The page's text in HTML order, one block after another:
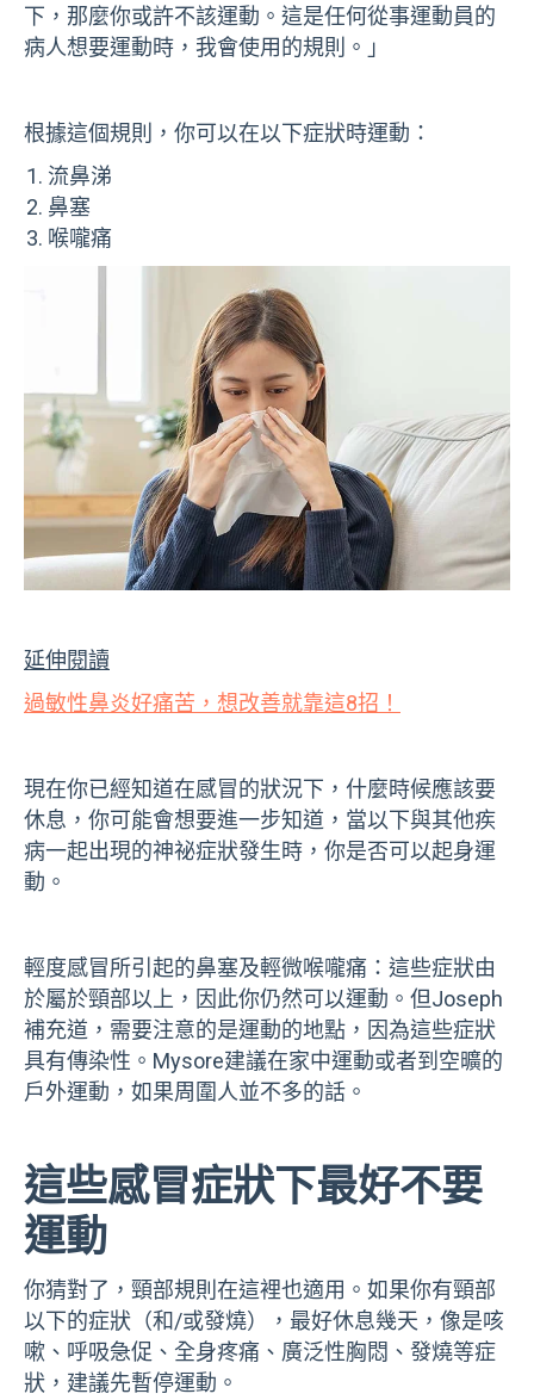
下，那麼你或許不該運動。這是任何從事運動員的
病人想要運動時，我會使用的規則。」
根據這個規則，你可以在以下症狀時運動：
流鼻涕
鼻塞
喉嚨痛
延伸閱讀
過敏性鼻炎好痛苦，想改善就靠這8招！
現在你已經知道在感冒的狀況下，什麼時候應該要
休息，你可能會想要進一步知道，當以下與其他疾
病一起出現的神祕症狀發生時，你是否可以起身運
動。
輕度感冒所引起的鼻塞及輕微喉嚨痛：這些症狀由
於屬於頸部以上，因此你仍然可以運動。但Joseph
補充道，需要注意的是運動的地點，因為這些症狀
具有傳染性。Mysore建議在家中運動或者到空曠的
戶外運動，如果周圍人並不多的話。
這些感冒症狀下最好不要
運動
你猜對了，頸部規則在這裡也適用。如果你有頸部
以下的症狀（和/或發燒），最好休息幾天，像是咳
嗽、呼吸急促、全身疼痛、廣泛性胸悶、發燒等症
狀，建議先暫停運動。